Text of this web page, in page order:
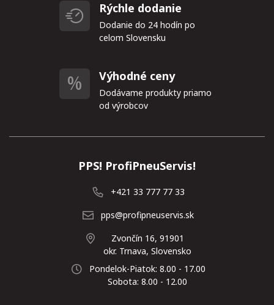
Rýchle dodanie
Dodanie do 24 hodín po
celom Slovensku
Výhodné ceny
Dodávame produkty priamo
od výrobcov
PPS! ProfiPneuServis!
+421 33 777 77 33
pps@profipneuservis.sk
Zvončín 16, 91901
okr. Trnava, Slovensko
Pondelok-Piatok: 8.00 - 17.00
Sobota: 8.00 - 12.00